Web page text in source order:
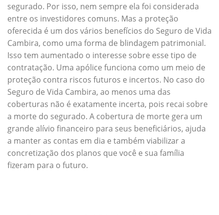
segurado. Por isso, nem sempre ela foi considerada
entre os investidores comuns. Mas a proteção
oferecida é um dos vários benefícios do Seguro de Vida
Cambira, como uma forma de blindagem patrimonial.
Isso tem aumentado o interesse sobre esse tipo de
contratação. Uma apólice funciona como um meio de
proteção contra riscos futuros e incertos. No caso do
Seguro de Vida Cambira, ao menos uma das
coberturas não é exatamente incerta, pois recai sobre
a morte do segurado. A cobertura de morte gera um
grande alívio financeiro para seus beneficiários, ajuda
a manter as contas em dia e também viabilizar a
concretização dos planos que você e sua família
fizeram para o futuro.